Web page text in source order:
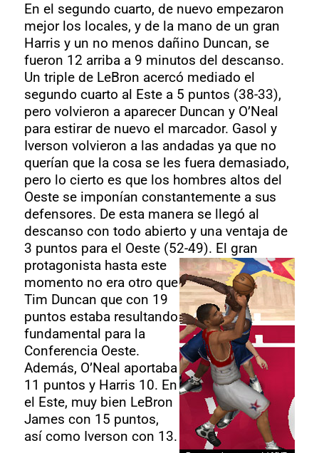
En el segundo cuarto, de nuevo empezaron
mejor los locales, y de la mano de un gran
Harris y un no menos dañino Duncan, se
fueron 12 arriba a 9 minutos del descanso.
Un triple de LeBron acercó mediado el
segundo cuarto al Este a 5 puntos (38-33),
pero volvieron a aparecer Duncan y O’Neal
para estirar de nuevo el marcador. Gasol y
Iverson volvieron a las andadas ya que no
querían que la cosa se les fuera demasiado,
pero lo cierto es que los hombres altos del
Oeste se imponían constantemente a sus
defensores. De esta manera se llegó al
descanso con todo abierto y una ventaja de
3 puntos para el Oeste (52-49). El gran
protagonista hasta este
momento no era otro que
Tim Duncan que con 19
puntos estaba resultando
fundamental para la
Conferencia Oeste.
Además, O’Neal aportaba
11 puntos y Harris 10. En
el Este, muy bien LeBron
James con 15 puntos,
así como Iverson con 13.